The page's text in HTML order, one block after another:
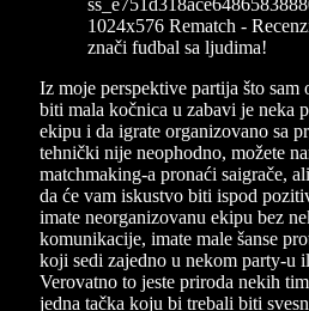
Iz moje perspektive partija što sam
biti mala kočnica u zabavi je neka
ekipu i da igrate organizovano sa
tehnički nije neophodno, možete
matchmaking-a pronaći saigrače,
da će vam iskustvo biti ispod
imate neorganizovanu ekipu bez
komunikacije, imate male šanse
koji sedi zajedno u nekom party-u
Verovatno to jeste priroda nekih
jedna tačka koju bi trebali biti